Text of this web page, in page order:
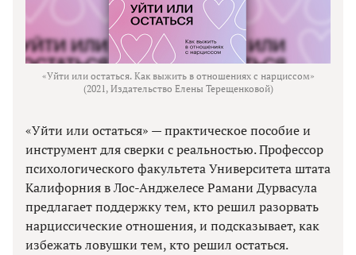
«Уйти или остаться. Как выжить в отношениях с нарциссом»
(2021, Издательство Елены Терещенковой)
«Уйти или остаться» — практическое пособие и
инструмент для сверки с реальностью. Профессор
психологического факультета Университета штата
Калифорния в Лос-Анджелесе Рамани Дурвасула
предлагает поддержку тем, кто решил разорвать
нарциссические отношения, и подсказывает, как
избежать ловушки тем, кто решил остаться.